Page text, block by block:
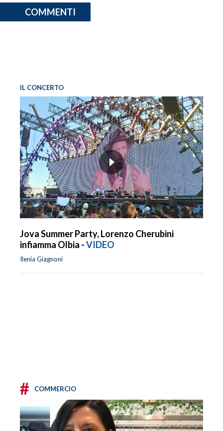
COMMENTI
IL CONCERTO
Jova Summer Party, Lorenzo Cherubini
infiamma Olbia -VIDEO
Ilenia Giagnoni
# COMMERCIO